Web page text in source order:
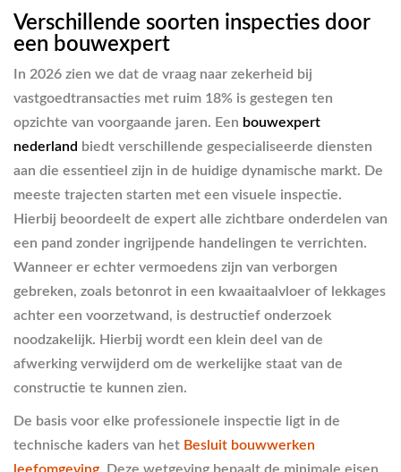
Verschillende soorten inspecties door
een bouwexpert
In 2026 zien we dat de vraag naar zekerheid bij
vastgoedtransacties met ruim 18% is gestegen ten
opzichte van voorgaande jaren. Een bouwexpert
nederland biedt verschillende gespecialiseerde diensten
aan die essentieel zijn in de huidige dynamische markt. De
meeste trajecten starten met een visuele inspectie.
Hierbij beoordeelt de expert alle zichtbare onderdelen van
een pand zonder ingrijpende handelingen te verrichten.
Wanneer er echter vermoedens zijn van verborgen
gebreken, zoals betonrot in een kwaaitaalvloer of lekkages
achter een voorzetwand, is destructief onderzoek
noodzakelijk. Hierbij wordt een klein deel van de
afwerking verwijderd om de werkelijke staat van de
constructie te kunnen zien.
De basis voor elke professionele inspectie ligt in de
technische kaders van het Besluit bouwwerken